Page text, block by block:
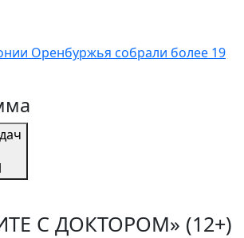
Оренбуржья собрали более 19
С ДОКТОРОМ» (12+)